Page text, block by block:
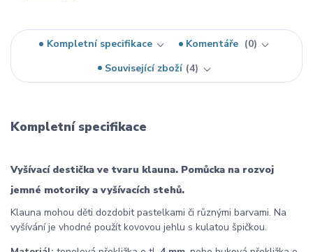
Kompletní specifikace Komentáře
0
Související zboží 4
Kompletní specifikace
Vyšívací destička ve tvaru klauna. Pomůcka na rozvoj
jemné motoriky a vyšívacích stehů.
Klauna mohou děti dozdobit pastelkami či různými barvami. Na
vyšívání je vhodné použít kovovou jehlu s kulatou špičkou.